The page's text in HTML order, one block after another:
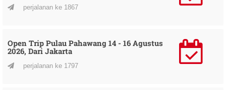
perjalanan ke 1867
Open Trip Pulau Pahawang 14 - 16 Agustus
2026, Dari Jakarta
perjalanan ke 1797